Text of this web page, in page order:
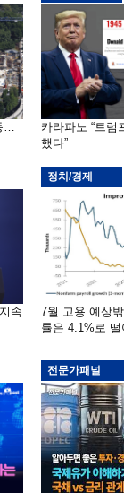
…
카라파노 “트럼
했다”
속
정치/경제
7월 고용 예상
률은 4.1%로 떨
전문가패널